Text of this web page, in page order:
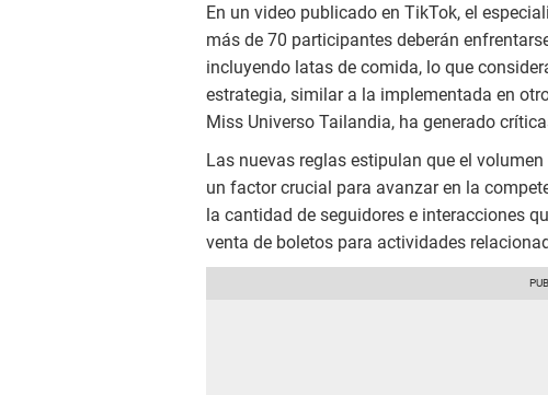
En un video publicado en TikTok, el
más de 70 participantes deberán
incluyendo latas de comida, lo que
estrategia, similar a la implementada en
Miss Universo Tailandia, ha generado
Las nuevas reglas estipulan que el
un factor crucial para avanzar en la
la cantidad de seguidores e interacciones
venta de boletos para actividades